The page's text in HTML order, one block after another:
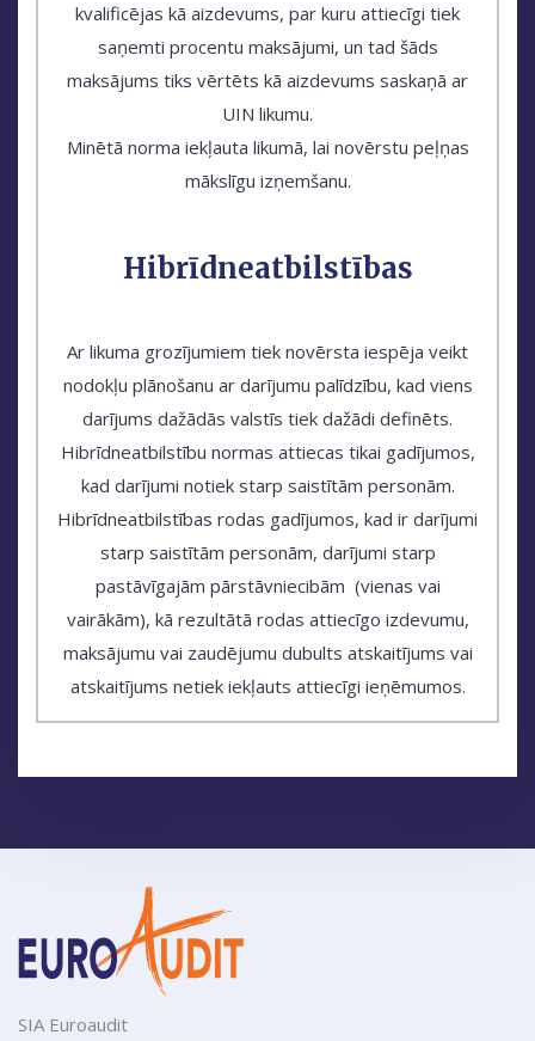
kvalificējas kā aizdevums, par kuru attiecīgi tiek
saņemti procentu maksājumi, un tad šāds
maksājums tiks vērtēts kā aizdevums saskaņā ar
UIN likumu.
Minētā norma iekļauta likumā, lai novērstu peļņas
mākslīgu izņemšanu.
Hibrīdneatbilstības
Ar likuma grozījumiem tiek novērsta iespēja veikt
nodokļu plānošanu ar darījumu palīdzību, kad viens
darījums dažādās valstīs tiek dažādi definēts.
Hibrīdneatbilstību normas attiecas tikai gadījumos,
kad darījumi notiek starp saistītām personām.
Hibrīdneatbilstības rodas gadījumos, kad ir darījumi
starp saistītām personām, darījumi starp
pastāvīgajām pārstāvniecibām (vienas vai
vairākām), kā rezultātā rodas attiecīgo izdevumu,
maksājumu vai zaudējumu dubults atskaitījums vai
atskaitījums netiek iekļauts attiecīgi ieņēmumos.
SIA Euroaudit